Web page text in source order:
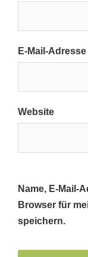
E-Mail-Adresse
Website
Name, E-Mail-
Browser für
speichern.